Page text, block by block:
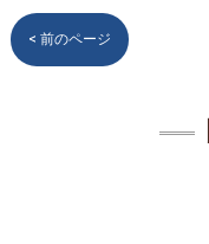
< 前のページ